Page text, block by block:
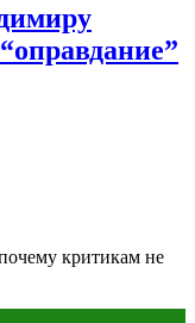
критикам не